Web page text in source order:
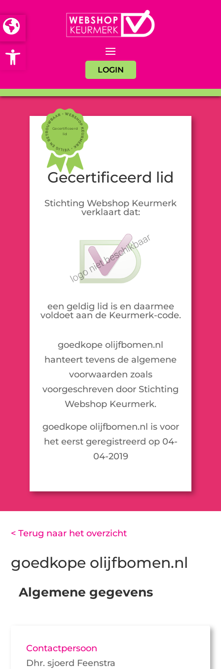
Open toolbar
LOGIN
Gecertificeerd
lid
Gecertificeerd lid
Stichting Webshop Keurmerk
verklaart dat:
een geldig lid is en daarmee
voldoet aan de Keurmerk-code.
goedkope olijfbomen.nl
hanteert tevens de algemene
voorwaarden zoals
voorgeschreven door Stichting
Webshop Keurmerk.
goedkope olijfbomen.nl is voor
het eerst geregistreerd op 04-
04-2019
< Terug naar het overzicht
goedkope olijfbomen.nl
Algemene gegevens
Contactpersoon
Dhr. sjoerd Feenstra